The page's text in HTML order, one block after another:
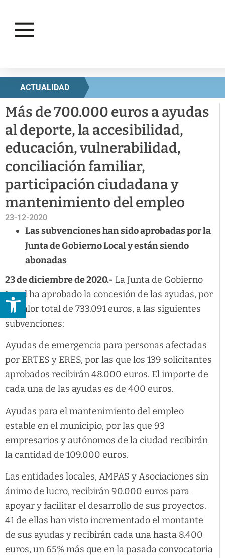
Abrir barra de herramientas
ACTUALIDAD
Más de 700.000 euros a ayudas
al deporte, la accesibilidad,
educación, vulnerabilidad,
conciliación familiar,
participación ciudadana y
mantenimiento del empleo
23-12-2020
Las subvenciones han sido aprobadas por la
Junta de Gobierno Local y están siendo
abonadas
23 de diciembre de 2020.- La Junta de Gobierno
Local ha aprobado la concesión de las ayudas, por
un valor total de 733.091 euros, a las siguientes
subvenciones:
Ayudas de emergencia para personas afectadas
por ERTES y ERES, por las que los 139 solicitantes
aprobados recibirán 48.000 euros. El importe de
cada una de las ayudas es de 400 euros.
Ayudas para el mantenimiento del empleo
estable en el municipio, por las que 93
empresarios y autónomos de la ciudad recibirán
la cantidad de 109.000 euros.
Las entidades locales, AMPAS y Asociaciones sin
ánimo de lucro, recibirán 90.000 euros para
apoyar y facilitar el desarrollo de sus proyectos.
41 de ellas han visto incrementado el montante
de sus ayudas y recibirán cada una hasta 8.400
euros, un 65% más que en la pasada convocatoria